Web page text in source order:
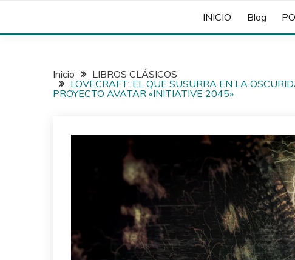
INICIO Blog
Inicio
LIBROS CLÁSICOS
LOVECRAFT: EL QUE SUSURRA EN LA
PROYECTO AVATAR «INITIATIVE 2045»